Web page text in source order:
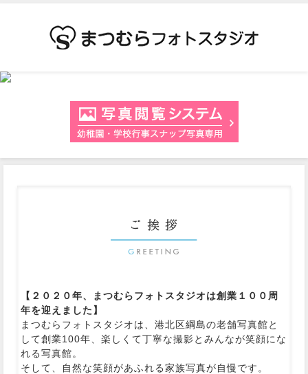
【２０２０年、まつむらフォトスタジオは創業１００周
年を迎えました】
まつむらフォトスタジオは、港北区綱島の老舗写真館と
して創業100年、楽しくて丁寧な撮影とみんなが笑顔にな
れる写真館。
そして、自然な笑顔があふれる家族写真が自慢です。